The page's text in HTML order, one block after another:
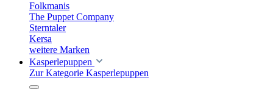
Folkmanis
The Puppet Company
Sterntaler
Kersa
weitere Marken
Kasperlepuppen
Zur Kategorie Kasperlepuppen